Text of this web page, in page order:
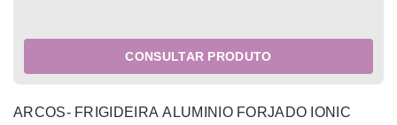
CONSULTAR PRODUTO
ARCOS- FRIGIDEIRA ALUMINIO FORJADO IONIC